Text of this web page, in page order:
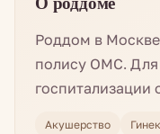
Роддом в
полису ОМС. Для
госпитализации
Акушерство